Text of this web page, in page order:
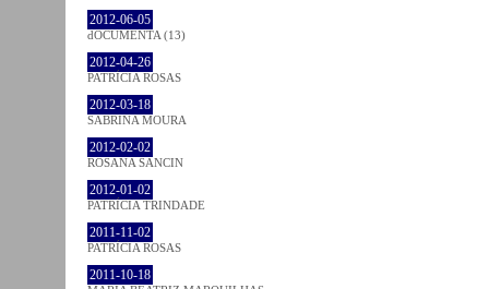
2012-06-05
dOCUMENTA (13)
2012-04-26
PATRÍCIA ROSAS
2012-03-18
SABRINA MOURA
2012-02-02
ROSANA SANCIN
2012-01-02
PATRÍCIA TRINDADE
2011-11-02
PATRÍCIA ROSAS
2011-10-18